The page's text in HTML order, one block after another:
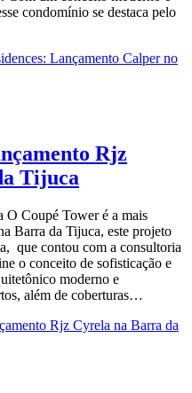
condomínio se destaca pelo
Lançamento Calper no
Rjz
Tijuca
O Coupé Tower é a mais
Barra da Tijuca, este projeto
que contou com a consultoria
o conceito de sofisticação e
moderno e
além de coberturas…
Rjz Cyrela na Barra da